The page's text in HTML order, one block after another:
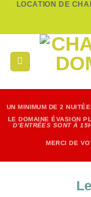
Passer
contenu
LOCATION DE
UN MINIMUM DE 2
LE DOMAINE ÉVASION
D’ENTRÉES SONT À
MERCI DE